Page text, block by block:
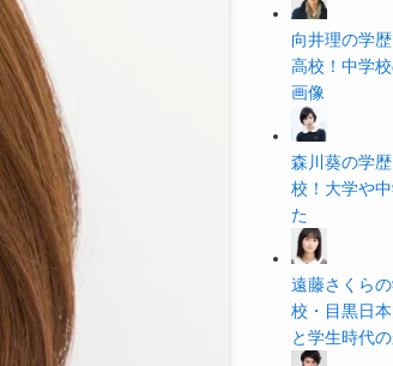
向井理の学
高校！中学
画像
森川葵の学
校！大学や
た
遠藤さくら
校・目黒日
と学生時代